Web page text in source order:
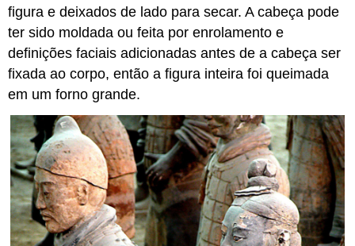
figura e deixados de lado para secar. A cabeça pode
ter sido moldada ou feita por enrolamento e
definições faciais adicionadas antes de a cabeça ser
fixada ao corpo, então a figura inteira foi queimada
em um forno grande.